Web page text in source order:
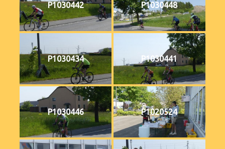
P1030442 P1030448
P1030434 P1030441
P1030446 P1020524